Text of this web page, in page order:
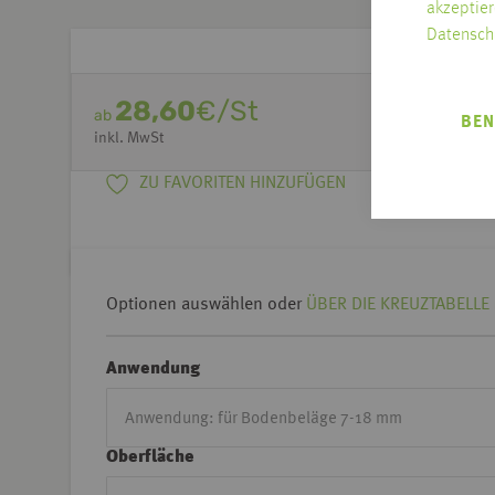
ab 28,60€/St
inkl. MwSt
ZU FAVORITEN HINZUFÜGEN
Optionen auswählen oder ÜBER DIE
Anwendung
Oberfläche